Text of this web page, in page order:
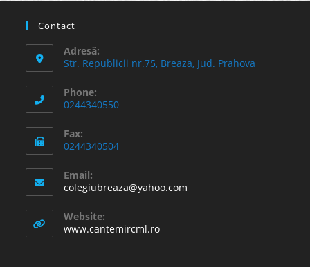
Contact
Adresă:
Str. Republicii nr.75, Breaza, Jud. Prahova
Phone:
0244340550
Fax:
0244340504
Email:
colegiubreaza@yahoo.com
Website:
www.cantemircml.ro